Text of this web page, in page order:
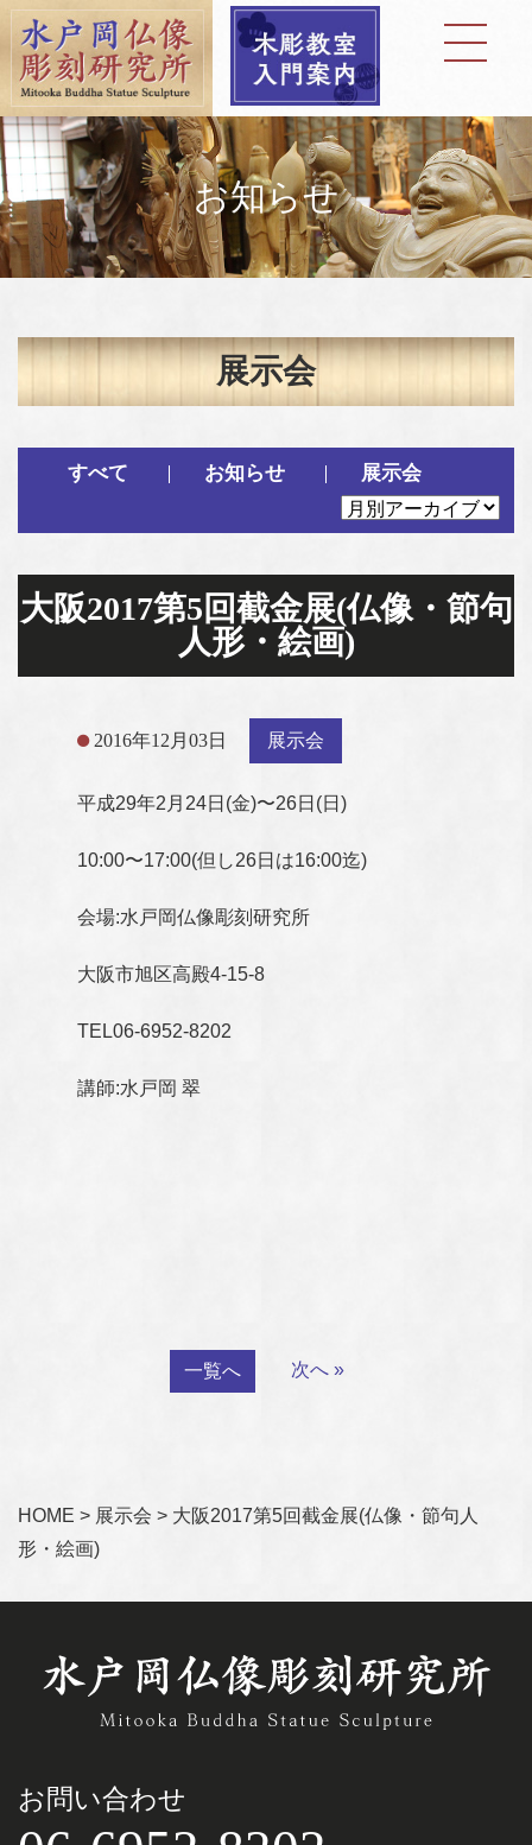
お知らせ
展示会
すべて お知らせ 展示会
大阪2017第5回截金展(仏像・節句
人形・絵画)
2016年12月03日 展示会
平成29年2月24日(金)〜26日(日)
10:00〜17:00(但し26日は16:00迄)
会場:水戸岡仏像彫刻研究所
大阪市旭区高殿4-15-8
TEL06-6952-8202
講師:水戸岡 翠
一覧へ 次へ »
HOME > 展示会 > 大阪2017第5回截金展(仏像・節句人
形・絵画)
お問い合わせ